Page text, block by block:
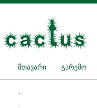
მთავარი გარემო